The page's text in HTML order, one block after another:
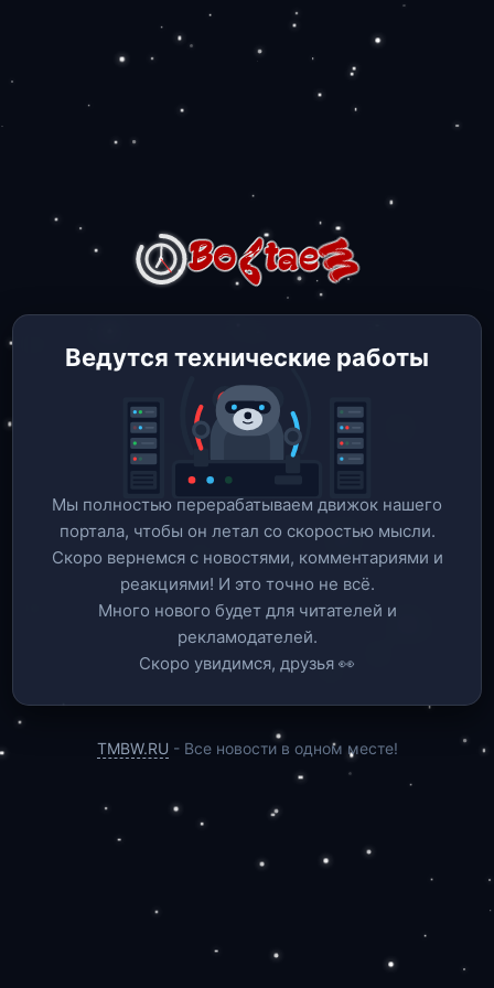
Ведутся технические работы
Мы полностью перерабатываем движок нашего
портала, чтобы он летал со скоростью мысли.
Скоро вернемся c новостями, комментариями и
реакциями! И это точно не всё.
Много нового будет для читателей и
рекламодателей.
Скоро увидимся, друзья 👀
TMBW.RU - Все новости в одном месте!